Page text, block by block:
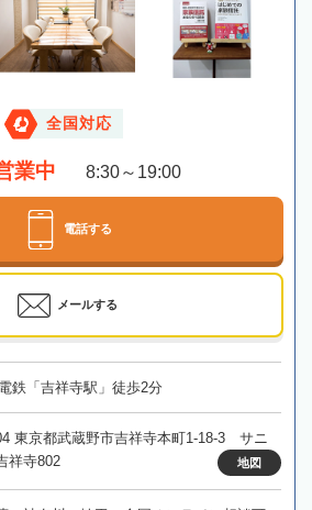
全国対応
業中 8:30～19:00
電話する
メールする
鉄「吉祥寺駅」徒歩2分
東京都武蔵野市吉祥寺本町1-18-3 サニ
祥寺802
地図